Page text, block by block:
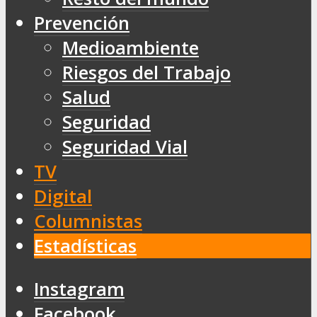
Prevención
Medioambiente
Riesgos del Trabajo
Salud
Seguridad
Seguridad Vial
TV
Digital
Columnistas
Estadísticas
Instagram